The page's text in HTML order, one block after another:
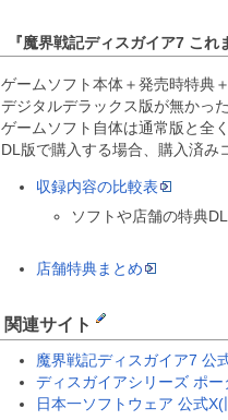
『魔界戦記ディスガイア7 こ
ゲームソフト本体＋発売時特典
デジタルデラックス版が無かっ
ゲームソフト自体は通常版と全
DL版で購入する場合、購入済み
収録内容の比較表
ソフトや店舗の特典
店舗特典まとめ
関連サイト
魔界戦記ディスガイア7 公
ディスガイアシリーズ ポー
日本一ソフトウェア 公式X(